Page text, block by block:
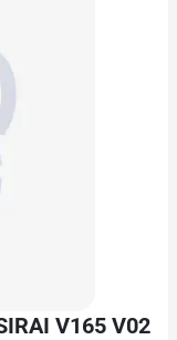
V165 V02